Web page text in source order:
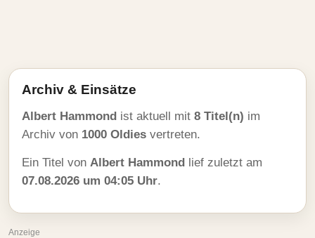
Archiv & Einsätze
Albert Hammond ist aktuell mit 8 Titel(n) im
Archiv von 1000 Oldies vertreten.
Ein Titel von Albert Hammond lief zuletzt am
07.08.2026 um 04:05 Uhr.
Anzeige